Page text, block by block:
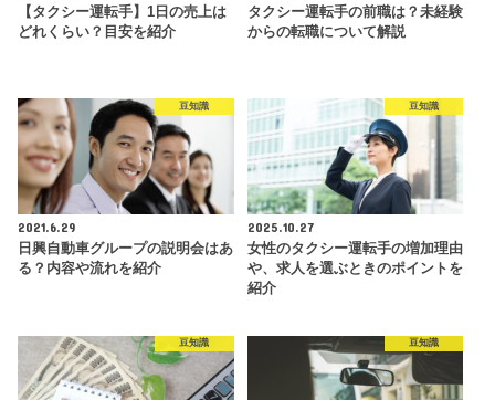
【タクシー運転手】1日の売上は
どれくらい？目安を紹介
タクシー運転手の前職は？未経験
からの転職について解説
豆知識
2021.6.29
日興自動車グループの説明会はあ
る？内容や流れを紹介
豆知識
2025.10.27
女性のタクシー運転手の増加理由
や、求人を選ぶときのポイントを
紹介
豆知識 豆知識